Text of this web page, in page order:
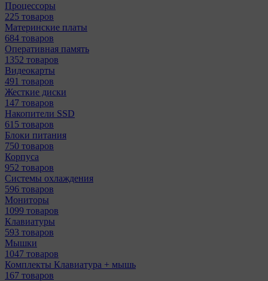
Процессоры
225 товаров
Материнcкие платы
684 товаров
Оперативная память
1352 товаров
Видеокарты
491 товаров
Жесткие диски
147 товаров
Накопители SSD
615 товаров
Блоки питания
750 товаров
Корпуса
952 товаров
Системы охлаждения
596 товаров
Мониторы
1099 товаров
Клавиатуры
593 товаров
Мышки
1047 товаров
Комплекты Клавиатура + мышь
167 товаров